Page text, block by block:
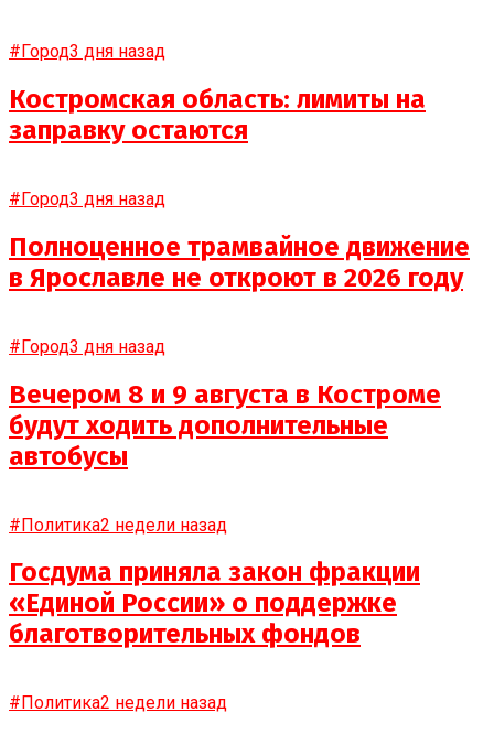
#Город3 дня назад
Костромская область: лимиты на
заправку остаются
#Город3 дня назад
Полноценное трамвайное движение
в Ярославле не откроют в 2026 году
#Город3 дня назад
Вечером 8 и 9 августа в Костроме
будут ходить дополнительные
автобусы
#Политика2 недели назад
Госдума приняла закон фракции
«Единой России» о поддержке
благотворительных фондов
#Политика2 недели назад